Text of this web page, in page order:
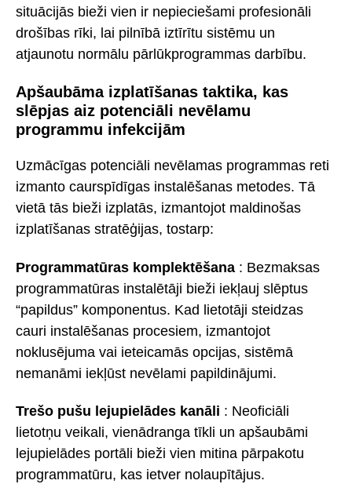
situācijās bieži vien ir nepieciešami profesionāli
drošības rīki, lai pilnībā iztīrītu sistēmu un
atjaunotu normālu pārlūkprogrammas darbību.
Apšaubāma izplatīšanas taktika, kas
slēpjas aiz potenciāli nevēlamu
programmu infekcijām
Uzmācīgas potenciāli nevēlamas programmas reti
izmanto caurspīdīgas instalēšanas metodes. Tā
vietā tās bieži izplatās, izmantojot maldinošas
izplatīšanas stratēģijas, tostarp:
Programmatūras komplektēšana : Bezmaksas
programmatūras instalētāji bieži iekļauj slēptus
“papildus” komponentus. Kad lietotāji steidzas
cauri instalēšanas procesiem, izmantojot
noklusējuma vai ieteicamās opcijas, sistēmā
nemanāmi iekļūst nevēlami papildinājumi.
Trešo pušu lejupielādes kanāli : Neoficiāli
lietotņu veikali, vienādranga tīkli un apšaubāmi
lejupielādes portāli bieži vien mitina pārpakotu
programmatūru, kas ietver nolaupītājus.